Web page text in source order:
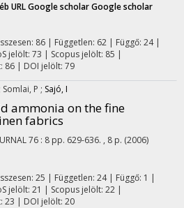
URLGoogle scholarGoogle scholar
86| Független: 62 | Függő: 24 |
jelölt: 73 | Scopus jelölt: 85 |
86 | DOI jelölt: 79
Somlai, P ; Sajó, I
ammonia on the fine
fabrics
76 : 8 pp. 629-636. , 8 p. (2006)
25 | Független: 24 | Függő: 1 |
jelölt: 21 | Scopus jelölt: 22 |
23 | DOI jelölt: 20